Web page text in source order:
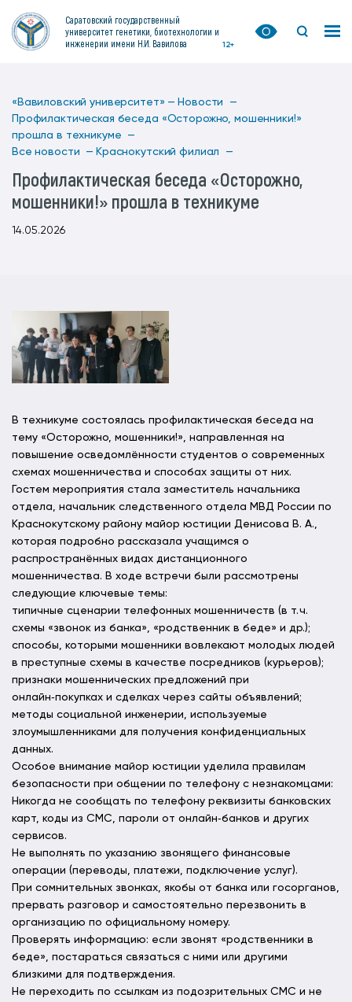
Саратовский государственный
университет генетики, биотехнологии и
инженерии имени Н.И. Вавилова
12+
«Вавиловский университет» — Новости —
Профилактическая беседа «Осторожно, мошенники!»
прошла в техникуме —
Все новости — Краснокутский филиал —
Профилактическая беседа «Осторожно,
мошенники!» прошла в техникуме
14.05.2026
В техникуме состоялась профилактическая беседа на
тему «Осторожно, мошенники!», направленная на
повышение осведомлённости студентов о современных
схемах мошенничества и способах защиты от них.
Гостем мероприятия стала заместитель начальника
отдела, начальник следственного отдела МВД России по
Краснокутскому району майор юстиции Денисова В. А.,
которая подробно рассказала учащимся о
распространённых видах дистанционного
мошенничества. В ходе встречи были рассмотрены
следующие ключевые темы:
типичные сценарии телефонных мошенничеств (в т. ч.
схемы «звонок из банка», «родственник в беде» и др.);
способы, которыми мошенники вовлекают молодых людей
в преступные схемы в качестве посредников (курьеров);
признаки мошеннических предложений при
онлайн‑покупках и сделках через сайты объявлений;
методы социальной инженерии, используемые
злоумышленниками для получения конфиденциальных
данных.
Особое внимание майор юстиции уделила правилам
безопасности при общении по телефону с незнакомцами:
Никогда не сообщать по телефону реквизиты банковских
карт, коды из СМС, пароли от онлайн‑банков и других
сервисов.
Не выполнять по указанию звонящего финансовые
операции (переводы, платежи, подключение услуг).
При сомнительных звонках, якобы от банка или госорганов,
прервать разговор и самостоятельно перезвонить в
организацию по официальному номеру.
Проверять информацию: если звонят «родственники в
беде», постараться связаться с ними или другими
близкими для подтверждения.
Не переходить по ссылкам из подозрительных СМС и не